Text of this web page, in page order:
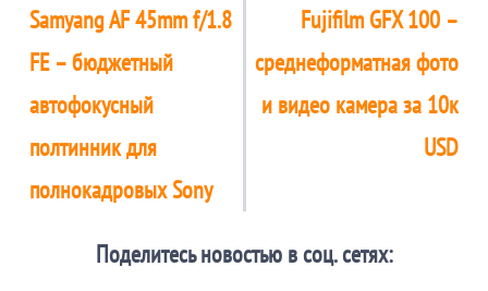
Samyang AF 45mm f/1.8
FE – бюджетный
автофокусный
полтинник для
полнокадровых Sony
Fujifilm GFX 100 –
среднеформатная фото
и видео камера за 10к
USD
Поделитесь новостью в соц. сетях: